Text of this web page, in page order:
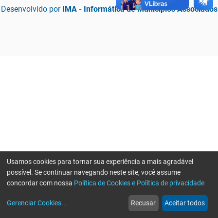
Desenvolvido por IMA - Informática de Municípios Associados
web
Notícias
more_horiz
Mais
Usamos cookies para tornar sua experiência a mais agradável
possível. Se continuar navegando neste site, você assume
concordar com nossa Política de Cookies e Política de privacidade
Gerenciar Cookies... Recusar Aceitar todos
Erro ao enviar informações, por favor tente novamente